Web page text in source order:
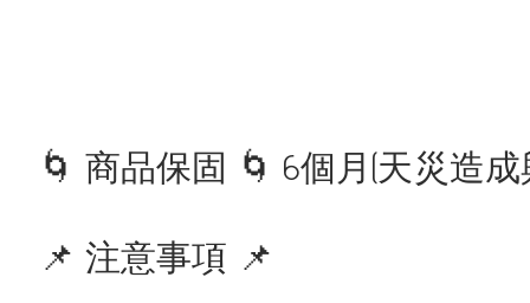
🌀 商品保固 🌀 6個月(天災造
📌 注意事項 📌